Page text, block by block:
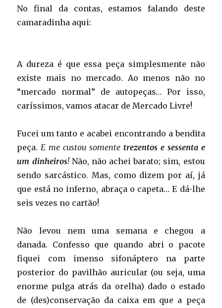
No final da contas, estamos falando deste
camaradinha aqui:
A dureza é que essa peça simplesmente não
existe mais no mercado. Ao menos não no
“mercado normal” de autopeças… Por isso,
caríssimos, vamos atacar de Mercado Livre!
Fucei um tanto e acabei encontrando a bendita
peça. E me custou somente trezentos e sessenta e
um dinheiros!Não, não achei barato; sim, estou
sendo sarcástico. Mas, como dizem por aí, já
que está no inferno, abraça o capeta… E dá-lhe
seis vezes no cartão!
Não levou nem uma semana e chegou a
danada. Confesso que quando abri o pacote
fiquei com imenso sifonáptero na parte
posterior do pavilhão auricular (ou seja, uma
enorme pulga atrás da orelha) dado o estado
de (des)conservação da caixa em que a peça